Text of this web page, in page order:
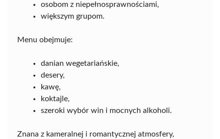
osobom z niepełnosprawnościami,
większym grupom.
Menu obejmuje:
danian wegetariańskie,
desery,
kawę,
koktajle,
szeroki wybór win i mocnych alkoholi.
Znana z kameralnej i romantycznej atmosfery,